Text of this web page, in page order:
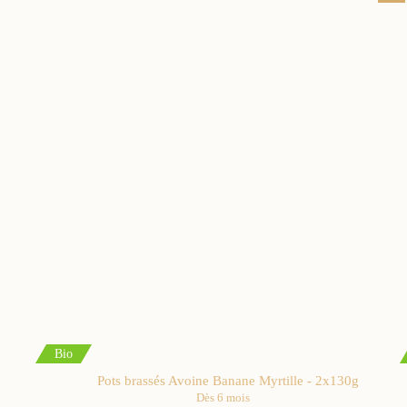
Bio
Pots brassés Avoine Banane Myrtille - 2x130g
Dès 6 mois